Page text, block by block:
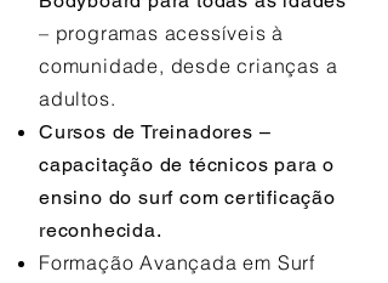
– programas acessíveis à
comunidade, desde crianças a
adultos.
Cursos de Treinadores –
capacitação de técnicos para o
ensino do surf com certificação
reconhecida.
Formação Avançada em Surf